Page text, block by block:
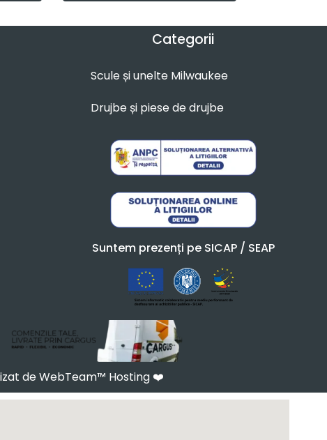
Categorii
Scule și unelte Milwaukee
Drujbe și piese de drujbe
Suntem prezenți pe SICAP / SEAP
de WebTeam™ Hosting ❤️